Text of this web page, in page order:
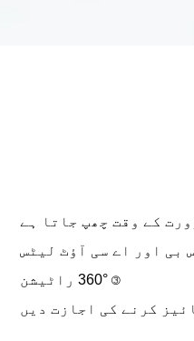
کے وقت چھپ جاتا ہے
بی اور اے سی آؤٹ لیٹس
③ 360° راٹیشن
کرنے کی اجازت دیں